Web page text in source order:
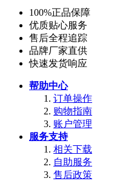
100%正品保障
优质贴心服务
售后全程追踪
品牌厂家直供
快速发货响应
帮助中心
订单操作
购物指南
账户管理
服务支持
相关下载
自助服务
售后政策